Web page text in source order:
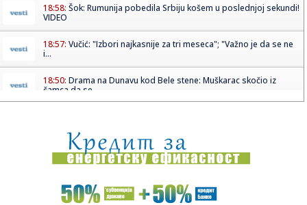
18:58: Šok: Rumunija pobedila Srbiju košem u poslednjoj sekundi!
VIDEO
18:57: Vučić: "Izbori najkasnije za tri meseca"; "Važno je da se ne
i...
18:50: Drama na Dunavu kod Bele stene: Muškarac skočio iz
čamca da se...
18:48:Mladić se utopio u Krivaji
18:48:Ekspres lonac je pravi saveznik u kuhinji: Evo kako ga
pravilno k...